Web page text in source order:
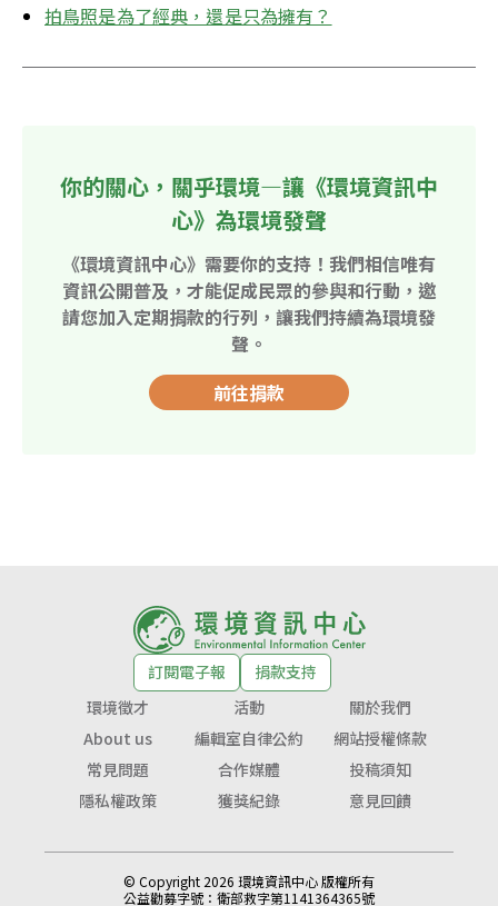
拍鳥照是為了經典，還是只為擁有？
你的關心，關乎環境—讓《環境資訊中
心》為環境發聲
《環境資訊中心》需要你的支持！我們相信唯有
資訊公開普及，才能促成民眾的參與和行動，邀
請您加入定期捐款的行列，讓我們持續為環境發
聲。
前往捐款
訂閱電子報
捐款支持
環境徵才
活動
關於我們
About us
編輯室自律公約
網站授權條款
常見問題
合作媒體
投稿須知
隱私權政策
獲獎紀錄 意見回饋
© Copyright 2026 環境資訊中心 版權所有
公益勸募字號： 衛部救字第1141364365號